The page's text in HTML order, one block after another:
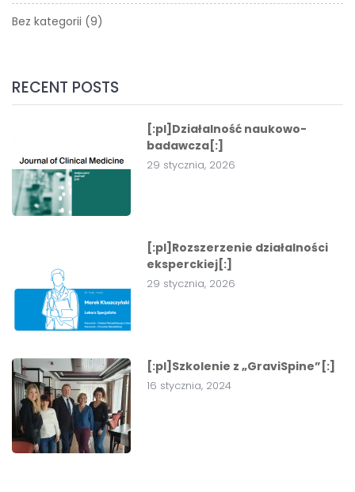
Bez kategorii (9)
RECENT POSTS
[:pl]Działalność naukowo-
badawcza[:]
29 stycznia, 2026
[:pl]Rozszerzenie działalności
eksperckiej[:]
29 stycznia, 2026
[:pl]Szkolenie z „GraviSpine”[:]
16 stycznia, 2024